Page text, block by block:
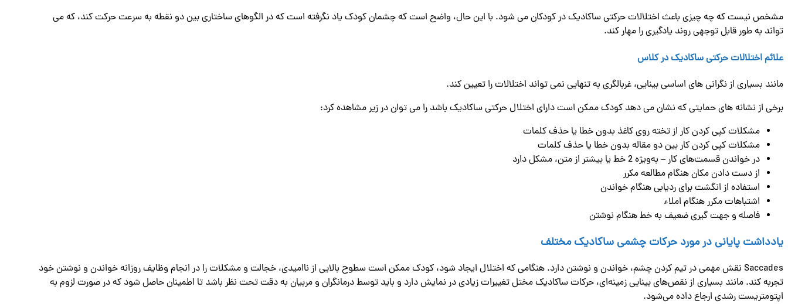
مشخص نیست که چه چیزی باعث اختلالات حرکتی ساکادیک در کودکان می شود. با این حال، واضح است که چشمان کودک یاد نگرفته است که در الگوهای ساختاری بین دو نقطه به سرعت حرکت کند، که می
تواند به طور قابل توجهی روند یادگیری را مهار کند.
علائم اختلالات حرکتی ساکادیک در کلاس
مانند بسیاری از نگرانی های اساسی بینایی، غربالگری به تنهایی نمی تواند اختلالات را تعیین کند.
برخی از نشانه های حمایتی که نشان می دهد کودک ممکن است دارای اختلال حرکتی ساکادیک باشد را می توان در زیر مشاهده کرد:
مشکلات کپی کردن کار از تخته روی کاغذ بدون خطا یا حذف کلمات
مشکلات کپی کردن کار بین دو مقاله بدون خطا یا حذف کلمات
در خواندن قسمت‌های کار – به‌ویژه 2 خط یا بیشتر از متن، مشکل دارد
از دست دادن مکان هنگام مطالعه مکرر
استفاده از انگشت برای ردیابی هنگام خواندن
اشتباهات مکرر هنگام املاء
فاصله و جهت گیری ضعیف به خط هنگام نوشتن
یادداشت پایانی در مورد حرکات چشمی ساکادیک مختلف
Saccades نقش مهمی در تیم کردن چشم، خواندن و نوشتن دارد. هنگامی که اختلال ایجاد شود، کودک ممکن است سطوح بالایی از ناامیدی، خجالت و مشکلات را در انجام وظایف روزانه خواندن و نوشتن خود
تجربه کند. مانند بسیاری از نقص‌های بینایی زمینه‌ای، حرکات ساکادیک مختل تغییرات زیادی در نمایش دارد و باید توسط درمانگران و مربیان به دقت تحت نظر باشد تا اطمینان حاصل شود که در صورت لزوم به
اپتومتریست رشدی ارجاع داده می‌شود.